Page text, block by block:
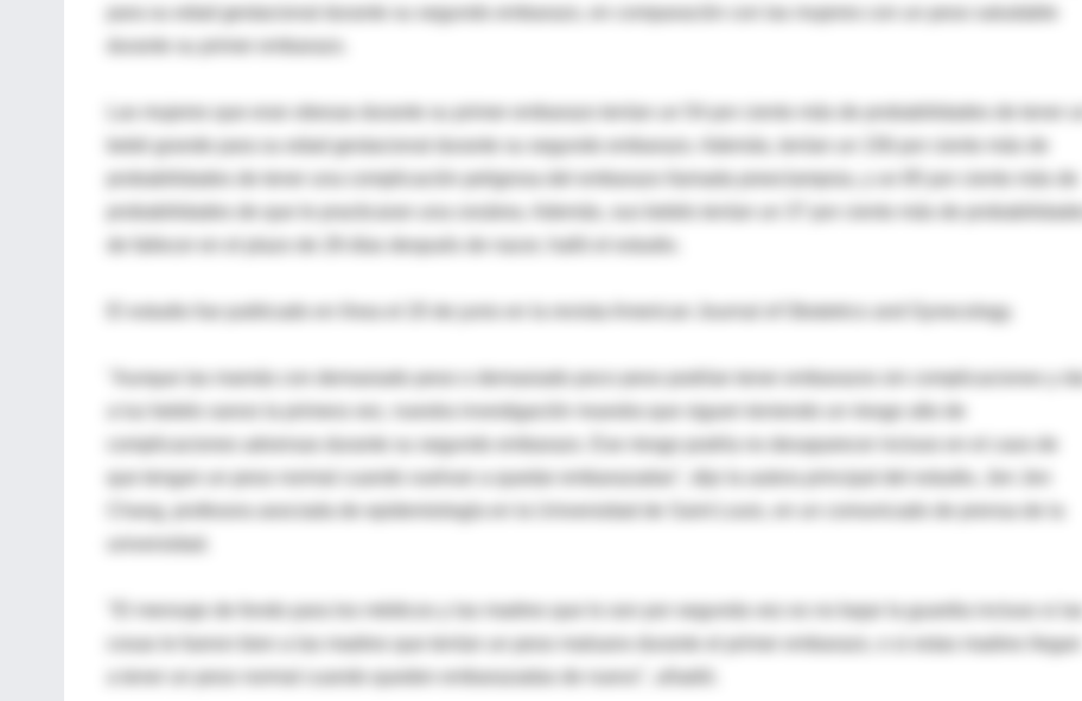
para su edad gestacional durante su segundo embarazo, en comparación con las mujeres con un peso saludable
bebé grande para su edad gestacional durante su segundo embarazo. Además, tenían un 156 por ciento más de
probabilidades de tener una complicación peligrosa del embarazo llamada preeclampsia, y un 85 por ciento más de
El estudio fue publicado en línea el 20 de junio en la revista American Journal of Obstetrics and Gynecology.
"Aunque las mamás con demasiado peso o demasiado poco peso podrían tener embarazos sin complicaciones y dar
a luz bebés sanos la primera vez, nuestra investigación muestra que siguen teniendo un riesgo alto de
complicaciones adversas durante su segundo embarazo. Ese riesgo podría no desaparecer incluso en el caso de
que tengan un peso normal cuando vuelvan a quedar embarazadas", dijo la autora principal del estudio, Jen Jen
Chang, profesora asociada de epidemiología en la Universidad de Saint Louis, en un comunicado de prensa de la
"El mensaje de fondo para los médicos y las madres que lo son por segunda vez es no bajar la guardia incluso si las
cosas le fueron bien a las madres que tenían un peso malsano durante el primer embarazo, o si estas madres llegan